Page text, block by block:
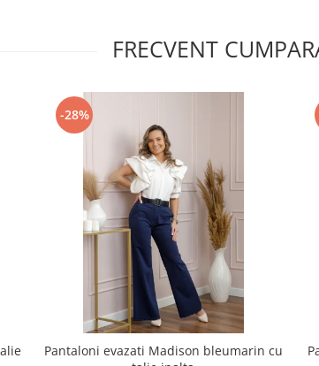
FRECVENT
-28%
Pantaloni evazati Madison bleumarin cu